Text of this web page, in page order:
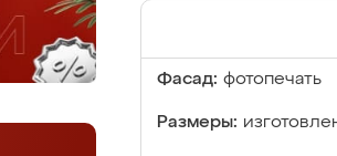
Фасад: фотопечать
Размеры: